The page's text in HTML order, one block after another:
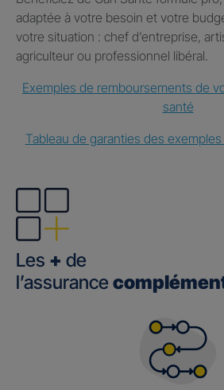
adaptée à votre besoin et votre
votre situation : chef d’entreprise,
agriculteur ou professionnel libéral.
Exemples de remboursements de
santé
Tableau de garanties des
Les + de
l’assurance